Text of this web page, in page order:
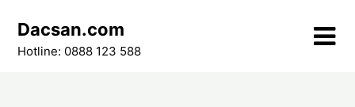
content
Dacsan.com
Hotline: 0888 123 588